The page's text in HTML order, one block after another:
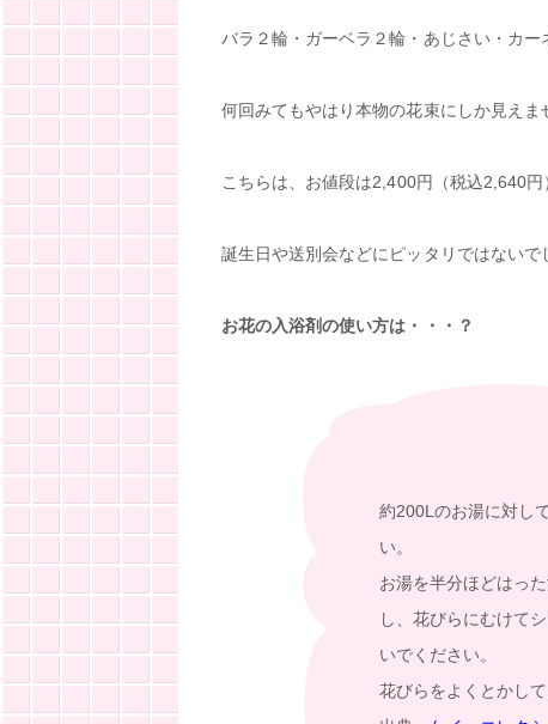
バラ２輪・ガーベラ２輪・あじさい・カ
何回みてもやはり本物の花束にしか見えま
こちらは、お値段は2,400円（税込2,640円
誕生日や送別会などにピッタリではないで
お花の入浴剤の使い方は・・・？
約200Lのお湯に対し
い。
お湯を半分ほどはっ
し、花びらにむけて
いでください。
花びらをよくとかして